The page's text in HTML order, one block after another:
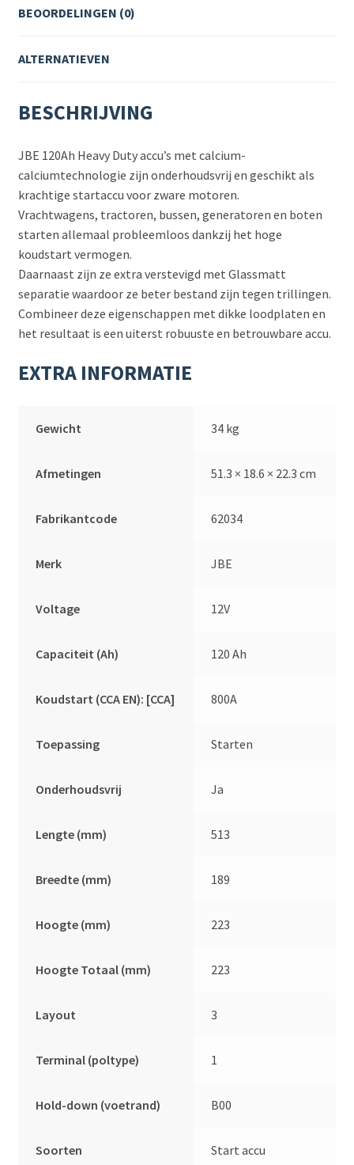
BEOORDELINGEN (0)
ALTERNATIEVEN
BESCHRIJVING
JBE 120Ah Heavy Duty accu’s met calcium-
calciumtechnologie zijn onderhoudsvrij en geschikt als
krachtige startaccu voor zware motoren.
Vrachtwagens, tractoren, bussen, generatoren en boten
starten allemaal probleemloos dankzij het hoge
koudstart vermogen.
Daarnaast zijn ze extra verstevigd met Glassmatt
separatie waardoor ze beter bestand zijn tegen trillingen.
Combineer deze eigenschappen met dikke loodplaten en
het resultaat is een uiterst robuuste en betrouwbare accu.
EXTRA INFORMATIE
Gewicht 34 kg
Afmetingen 51.3 × 18.6 × 22.3 cm
Fabrikantcode 62034
Merk JBE
Voltage 12V
Capaciteit (Ah) 120 Ah
Koudstart (CCA EN): [CCA] 800A
Toepassing Starten
Onderhoudsvrij Ja
Lengte (mm) 513
Breedte (mm) 189
Hoogte (mm) 223
Hoogte Totaal (mm) 223
Layout 3
Terminal (poltype) 1
Hold-down (voetrand) B00
Soorten Start accu